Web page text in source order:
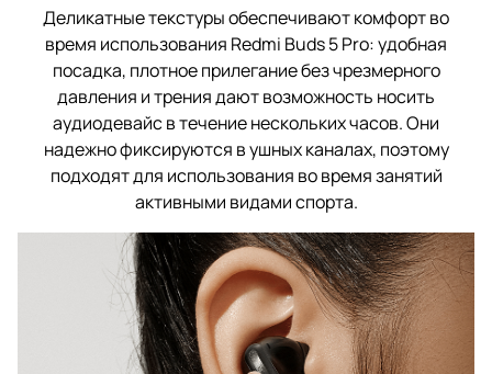
Деликатные текстуры обеспечивают комфорт во
время использования Redmi Buds 5 Pro: удобная
посадка, плотное прилегание без чрезмерного
давления и трения дают возможность носить
аудиодевайс в течение нескольких часов. Они
надежно фиксируются в ушных каналах, поэтому
подходят для использования во время занятий
активными видами спорта.